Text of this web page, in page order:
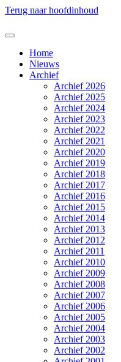
Terug naar hoofdinhoud
Home
Nieuws
Archief
Archief 2026
Archief 2025
Archief 2024
Archief 2023
Archief 2022
Archief 2021
Archief 2020
Archief 2019
Archief 2018
Archief 2017
Archief 2016
Archief 2015
Archief 2014
Archief 2013
Archief 2012
Archief 2011
Archief 2010
Archief 2009
Archief 2008
Archief 2007
Archief 2006
Archief 2005
Archief 2004
Archief 2003
Archief 2002